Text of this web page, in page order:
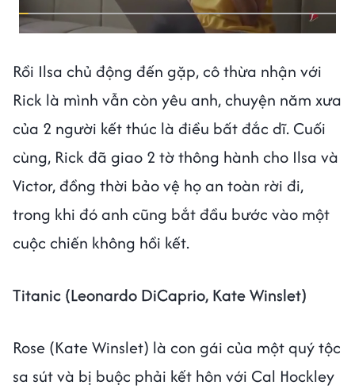
Rồi Ilsa chủ động đến gặp, cô thừa nhận với
Rick là mình vẫn còn yêu anh, chuyện năm xưa
của 2 người kết thúc là điều bất đắc dĩ. Cuối
cùng, Rick đã giao 2 tờ thông hành cho Ilsa và
Victor, đồng thời bảo vệ họ an toàn rời đi,
trong khi đó anh cũng bắt đầu bước vào một
cuộc chiến không hồi kết.
Titanic (Leonardo DiCaprio, Kate Winslet)
Rose (Kate Winslet) là con gái của một quý tộc
sa sút và bị buộc phải kết hôn với Cal Hockley